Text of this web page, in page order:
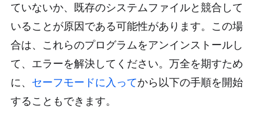
ていないか、既存のシステムファイルと競合して
いることが原因である可能性があります。この場
合は、これらのプログラムをアンインストールし
て、エラーを解決してください。万全を期すため
に、 セーフモードに入ってから以下の手順を開始
することもできます。